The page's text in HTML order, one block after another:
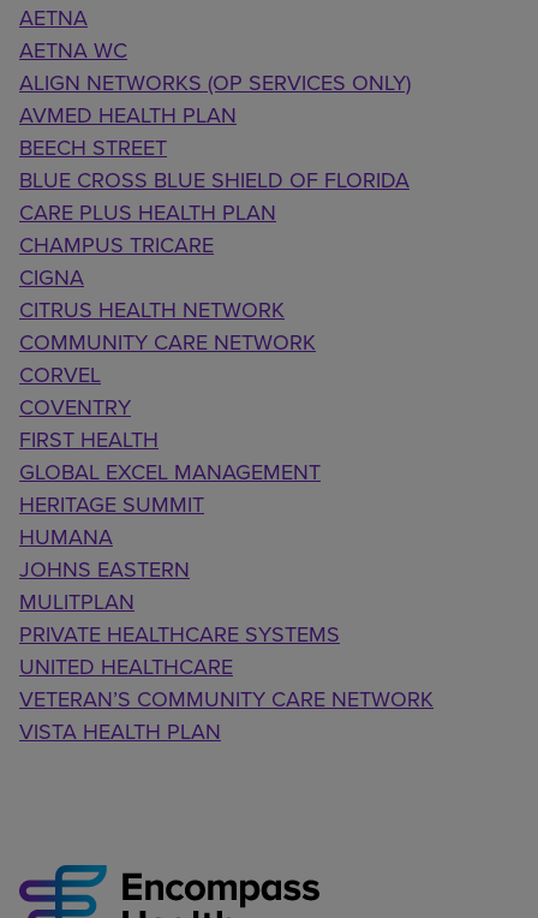
AETNA
AETNA WC
ALIGN NETWORKS (OP SERVICES ONLY)
AVMED HEALTH PLAN
BEECH STREET
BLUE CROSS BLUE SHIELD OF FLORIDA
CARE PLUS HEALTH PLAN
CHAMPUS TRICARE
CIGNA
CITRUS HEALTH NETWORK
COMMUNITY CARE NETWORK
CORVEL
COVENTRY
FIRST HEALTH
GLOBAL EXCEL MANAGEMENT
HERITAGE SUMMIT
HUMANA
JOHNS EASTERN
MULITPLAN
PRIVATE HEALTHCARE SYSTEMS
UNITED HEALTHCARE
VETERAN’S COMMUNITY CARE NETWORK
VISTA HEALTH PLAN